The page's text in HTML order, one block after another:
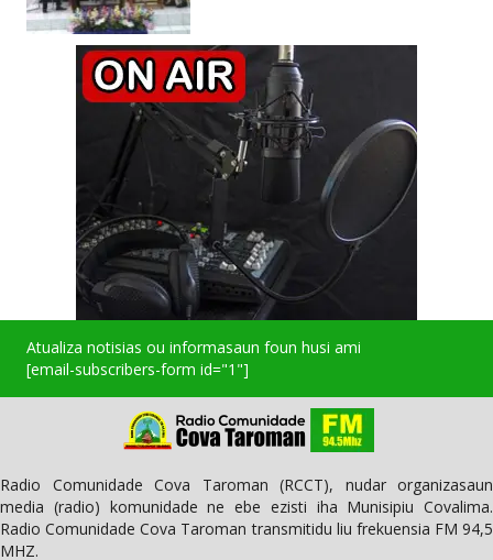
Atualiza notisias ou informasaun foun husi ami
[email-subscribers-form id="1"]
Radio Comunidade Cova Taroman (RCCT), nudar organizasaun
media (radio) komunidade ne ebe ezisti iha Munisipiu Covalima.
Radio Comunidade Cova Taroman transmitidu liu frekuensia FM 94,5
MHZ.